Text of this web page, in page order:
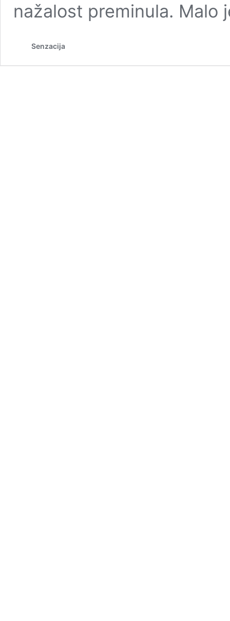
nažalost preminula.
Senzacija